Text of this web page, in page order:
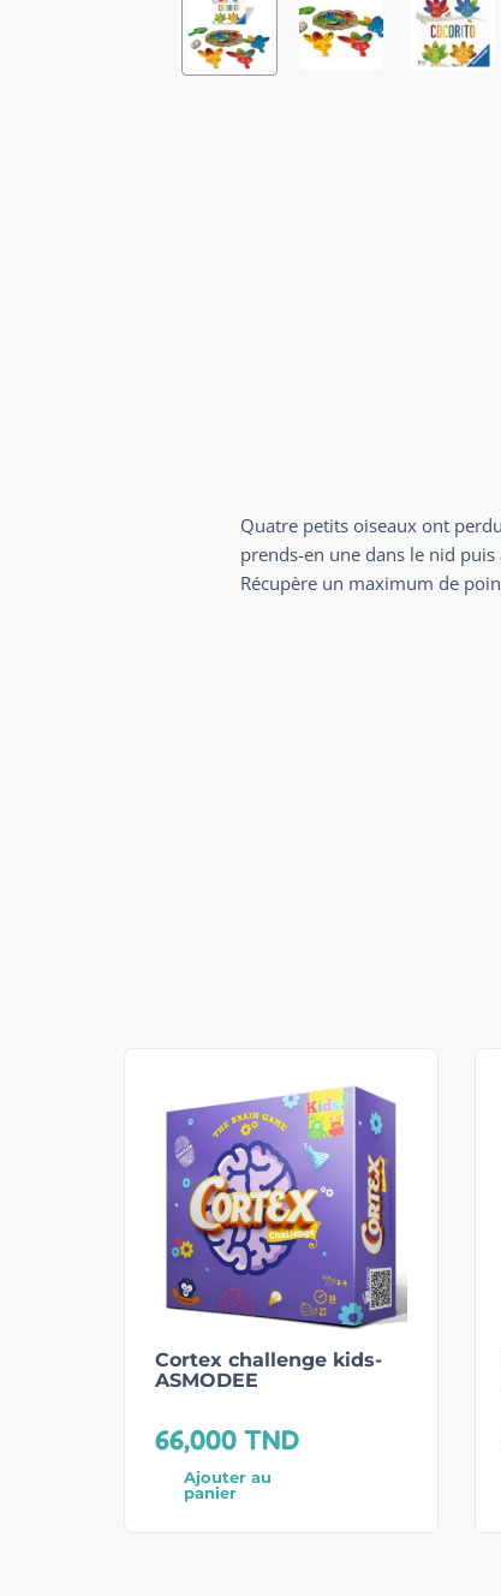
Quatre petits oiseaux ont
prends-en une dans le nid
Récupère un maximum de
Cortex challenge kids-
ASMODEE
66,000 TND
Ajouter au
panier